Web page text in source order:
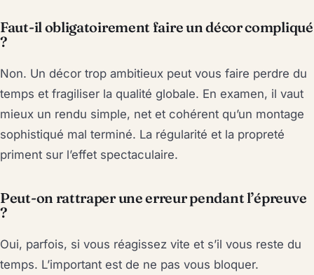
Faut-il obligatoirement faire un décor compliqué
?
Non. Un décor trop ambitieux peut vous faire perdre du
temps et fragiliser la qualité globale. En examen, il vaut
mieux un rendu simple, net et cohérent qu’un montage
sophistiqué mal terminé. La régularité et la propreté
priment sur l’effet spectaculaire.
Peut-on rattraper une erreur pendant l’épreuve
?
Oui, parfois, si vous réagissez vite et s’il vous reste du
temps. L’important est de ne pas vous bloquer.